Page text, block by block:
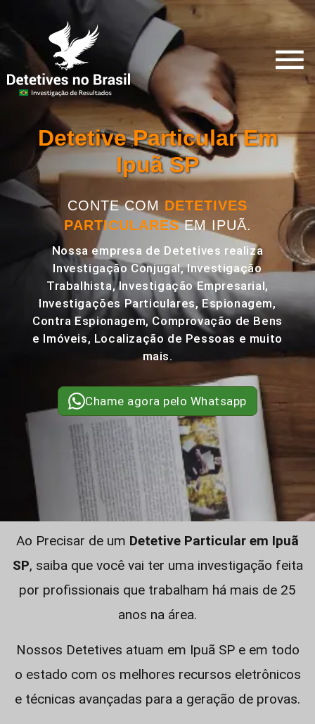
Detetive Particular Em
Ipuã SP
CONTE COM DETETIVES
PARTICULARESEM IPUÃ.
Nossa empresa de Detetives realiza
Investigação Conjugal, Investigação
Trabalhista, Investigação Empresarial,
Investigações Particulares, Espionagem,
Contra Espionagem, Comprovação de Bens
e Imóveis, Localização de Pessoas e muito
mais.
Chame agora pelo Whatsapp
Ao Precisar de um Detetive Particular em Ipuã
SP, saiba que você vai ter uma investigação feita
por profissionais que trabalham há mais de 25
anos na área.
Nossos Detetives atuam em Ipuã SP e em todo
o estado com os melhores recursos eletrônicos
e técnicas avançadas para a geração de provas.